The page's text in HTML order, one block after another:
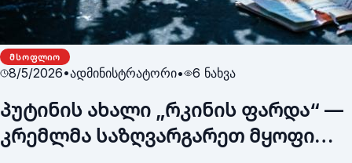
ᲛᲡᲝᲤᲚᲘᲝ
8/5/2026•ადმინისტრატორი• 6 ნახვა
პუტინის ახალი „რკინის ფარდა“ —
კრემლმა საზღვარგარეთ მყოფი